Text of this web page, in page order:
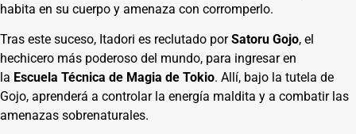
habita en su cuerpo y amenaza con corromperlo.
Tras este suceso, Itadori es reclutado porSatoru Gojo, el
hechicero más poderoso del mundo, para ingresar en
la Escuela Técnica de Magia de Tokio. Allí, bajo la tutela de
Gojo, aprenderá a controlar la energía maldita y a combatir las
amenazas sobrenaturales.